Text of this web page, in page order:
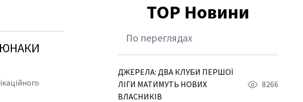
ЮНАКИ
TOP Новини
По переглядах
ДЖЕРЕЛА: ДВА КЛУБИ ПЕРШОЇ
ЛІГИ МАТИМУТЬ НОВИХ
ВЛАСНИКІВ
8266